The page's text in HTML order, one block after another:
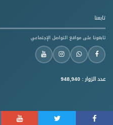
تابعنا
تابعونا على مواقع التواصل الإجتماعي
عدد الزوار : 948,940